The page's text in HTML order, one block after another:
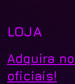
LOJA
Adquira
oficiais!